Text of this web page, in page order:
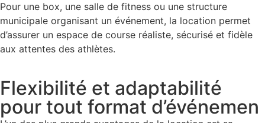
Pour une box, une salle de fitness ou une structure
municipale organisant un événement, la location permet
d’assurer un espace de course réaliste, sécurisé et fidèle
aux attentes des athlètes.
Flexibilité et adaptabilité
pour tout format d’événemen